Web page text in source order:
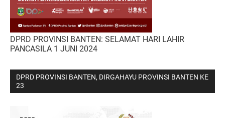
DPRD PROVINSI BANTEN: SELAMAT HARI LAHIR
PANCASILA 1 JUNI 2024
DPRD PROVINSI BANTEN, DIRGAHAYU PROVINSI BANTEN KE
23